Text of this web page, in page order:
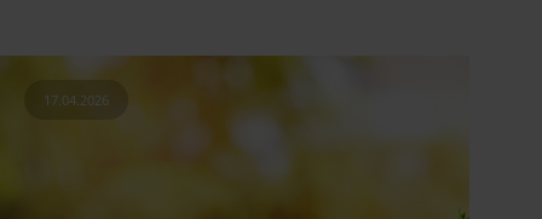
17.04.2026